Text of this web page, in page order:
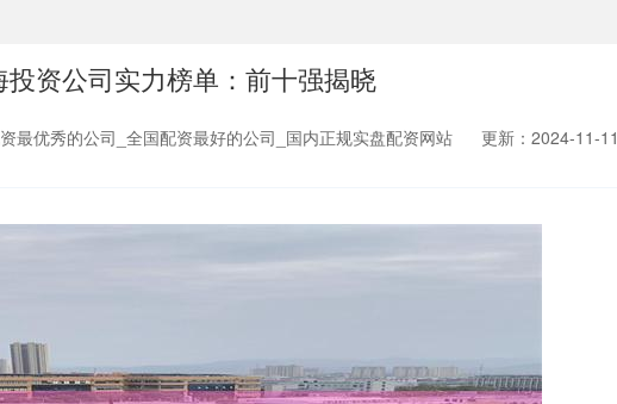
资公司实力榜单：前十强揭晓
最优秀的公司_全国配资最好的公司_国内正规实盘配资网站
更新：2024-11-11